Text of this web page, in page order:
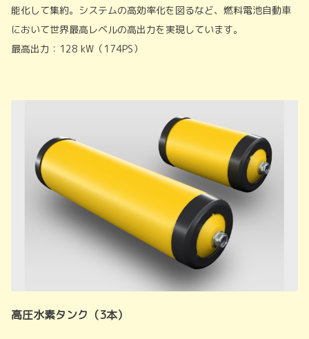
能化して集約。システムの高効率化を図るなど、燃料電池自動車
において世界最高レベルの高出力を実現しています。
最高出力：128 kW（174PS）
高圧水素タンク（3本）